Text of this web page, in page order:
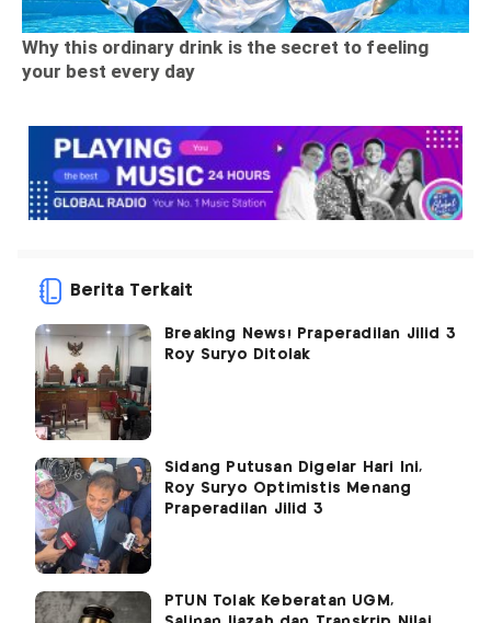
Berita Terkait
Breaking News! Praperadilan Jilid 3
Roy Suryo Ditolak
Sidang Putusan Digelar Hari Ini,
Roy Suryo Optimistis Menang
Praperadilan Jilid 3
PTUN Tolak Keberatan UGM,